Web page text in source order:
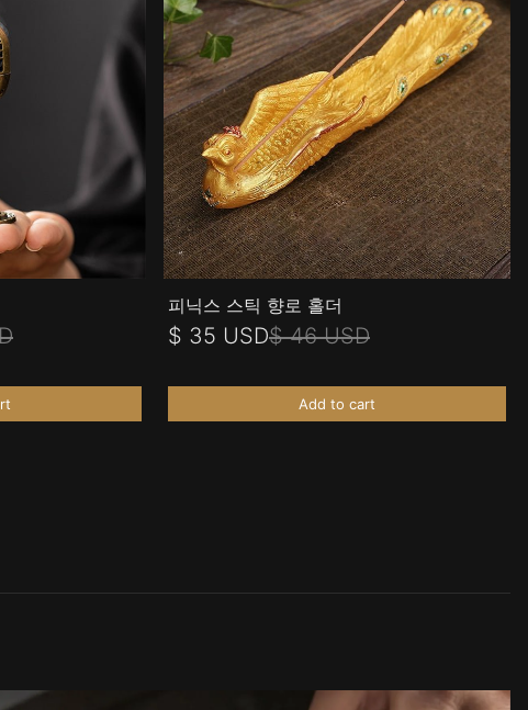
피닉스 스틱 향로 홀더
$ 35 USD$ 46 USD
Add to cart